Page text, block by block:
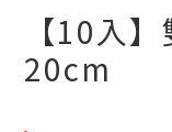
【10入
20cm